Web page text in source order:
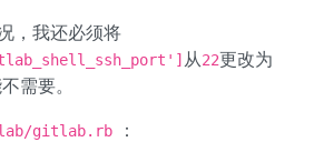
，我还必须将
从22更改为
需要。
gitlab.rb ：